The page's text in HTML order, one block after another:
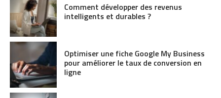
Comment développer des revenus
intelligents et durables ?
Optimiser une fiche Google My Business
pour améliorer le taux de conversion en
ligne